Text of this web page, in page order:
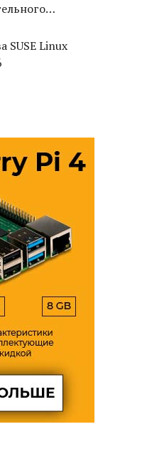
PostgreSQL
SUSE Linux